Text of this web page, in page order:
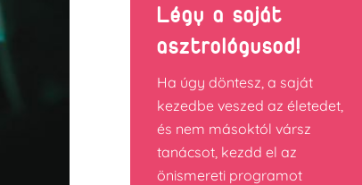
Légy a saját
asztrológusod!
Ha úgy döntesz, a saját
kezedbe veszed az életedet,
és nem másoktól vársz
tanácsot, kezdd el az
önismereti programot